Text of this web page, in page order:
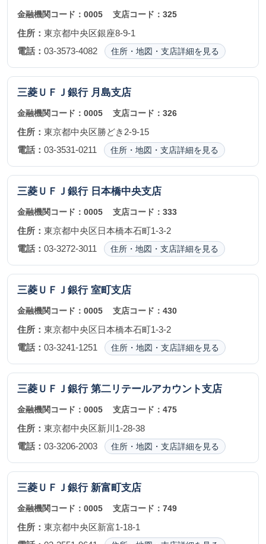
金融機関コード： 0005 支店コード：325
住所： 東京都中央区銀座8-9-1
電話： 03-3573-4082 住所・地図・支店詳細を見る
三菱ＵＦＪ銀行 月島支店
金融機関コード： 0005 支店コード：326
住所： 東京都中央区勝どき2-9-15
電話： 03-3531-0211 住所・地図・支店詳細を見る
三菱ＵＦＪ銀行 日本橋中央支店
金融機関コード： 0005 支店コード：333
住所： 東京都中央区日本橋本石町1-3-2
電話： 03-3272-3011 住所・地図・支店詳細を見る
三菱ＵＦＪ銀行 室町支店
金融機関コード： 0005 支店コード：430
住所： 東京都中央区日本橋本石町1-3-2
電話： 03-3241-1251 住所・地図・支店詳細を見る
三菱ＵＦＪ銀行 第二リテールアカウント支店
金融機関コード： 0005 支店コード：475
住所： 東京都中央区新川1-28-38
電話： 03-3206-2003 住所・地図・支店詳細を見る
三菱ＵＦＪ銀行 新富町支店
金融機関コード： 0005 支店コード：749
住所： 東京都中央区新富1-18-1